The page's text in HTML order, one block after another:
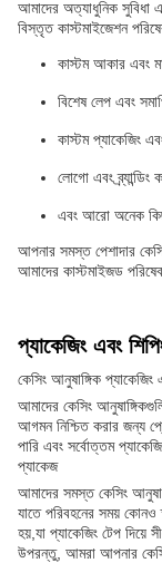
আমাদের অত্যাধুনিক সুবিধা
বিস্তৃত কাস্টমাইজেশন
কাস্টম আকার এবং
বিশেষ লেপ এবং
কাস্টম প্যাকেজিং
লোগো এবং ব্র্যান্ডিং
এবং আরো অনেক
আপনার সমস্ত পেশাদার
আমাদের কাস্টমাইজড
প্যাকেজিং এবং
কেসিং আনুষাঙ্গিক প্যাকেজিং
আমাদের কেসিং
আগমন নিশ্চিত করার জন্য
পারি এবং সর্বোত্তম
প্যাকেজ
আমাদের সমস্ত কেসিং
যাতে পরিবহনের সময় কোনও
হয়,যা প্যাকেজিং টেপ দিয়ে
উপরন্তু, আমরা আপনার